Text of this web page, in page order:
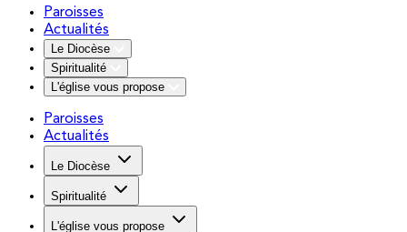
Paroisses
Actualités
Le Diocèse
Spiritualité
L'église vous propose
Paroisses
Actualités
Le Diocèse
Spiritualité
L'église vous propose